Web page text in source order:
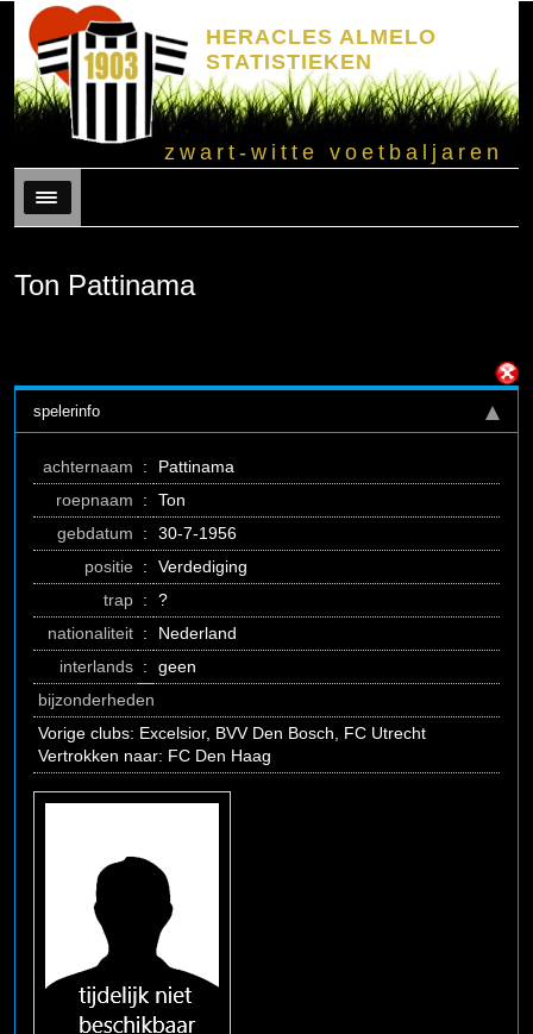
HERACLES ALMELO
STATISTIEKEN
zwart-witte voetbaljaren
Menu
Ton Pattinama
spelerinfo
achternaam :
Pattinama
roepnaam
:
Ton
gebdatum
:
30-7-1956
positie :
Verdediging
trap :
?
nationaliteit :
Nederland
interlands :
geen
bijzonderheden
Vorige clubs: Excelsior, BVV Den Bosch, FC Utrecht
Vertrokken naar: FC Den Haag